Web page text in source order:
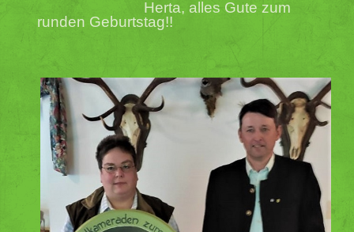
Herta, alles Gute zum
runden Geburtstag!!